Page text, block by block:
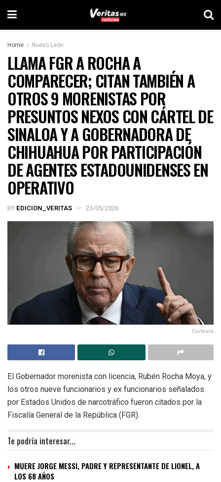
Home Nuevo León
LLAMA FGR A ROCHA A
COMPARECER; CITAN TAMBIÉN A
OTROS 9 MORENISTAS POR
PRESUNTOS NEXOS CON CÁRTEL DE
SINALOA Y A GOBERNADORA DE
CHIHUAHUA POR PARTICIPACIÓN
DE AGENTES ESTADOUNIDENSES EN
OPERATIVO
BY EDICION_VERITAS 23/05/2026
Cortesía
El Gobernador morenista con licencia, Rubén Rocha Moya, y
los otros nueve funcionarios y ex funcionarios señalados
por Estados Unidos de narcotráfico fueron citados por la
Fiscalía General de la República (FGR).
Te podría interesar...
MUERE JORGE MESSI, PADRE Y REPRESENTANTE DE LIONEL, A
LOS 68 AÑOS